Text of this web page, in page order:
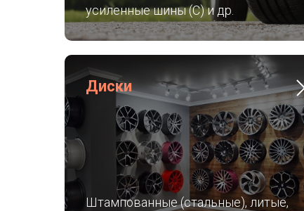
усиленные шины (C) и др.
Диски
Штампованные (стальные), литые,